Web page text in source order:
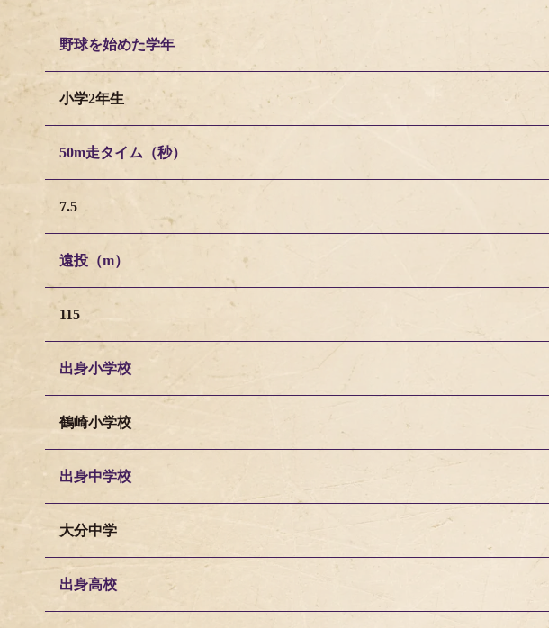
野球を始めた学年
小学2年生
50m走タイム（秒）
7.5
遠投（m）
115
出身小学校
鶴崎小学校
出身中学校
大分中学
出身高校